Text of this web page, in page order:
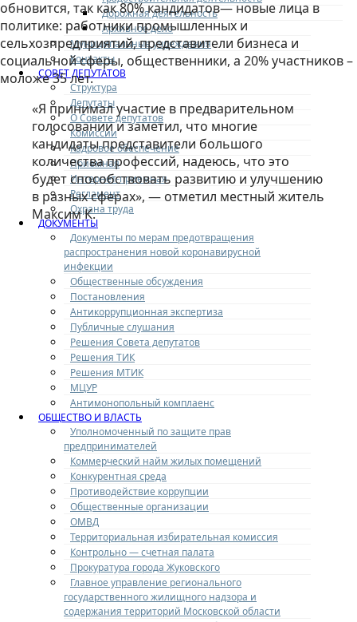
Дорожная деятельность
Архивное дело
Муниципальные учреждения
Контакты
СОВЕТ ДЕПУТАТОВ
Структура
Депутаты
О Совете депутатов
Комиссии
Кадровое обеспечение
Приемная
Интернет-приемная
Регламент
Охрана труда
ДОКУМЕНТЫ
Документы по мерам предотвращения
распространения новой коронавирусной
инфекции
Общественные обсуждения
Постановления
Антикоррупционная экспертиза
Публичные слушания
Решения Совета депутатов
Решения ТИК
Решения МТИК
МЦУР
Антимонопольный комплаенс
ОБЩЕСТВО И ВЛАСТЬ
Уполномоченный по защите прав
предпринимателей
Коммерческий найм жилых помещений
Конкурентная среда
Противодействие коррупции
Общественные организации
ОМВД
Территориальная избирательная комиссия
Контрольно — счетная палата
Прокуратура города Жуковского
Главное управление регионального
государственного жилищного надзора и
содержания территорий Московской области
обновится, так как 80% кандидатов— новые лица в
политике: работники промышленных и
сельхозпредприятий, представители бизнеса и
социальной сферы, общественники, а 20% участников –
моложе 35 лет.
«Я принимал участие в предварительном
голосовании и заметил, что многие
кандидаты представители большого
количества профессий, надеюсь, что это
будет способствовать развитию и улучшению
в разных сферах», — отметил местный житель
Максим К.